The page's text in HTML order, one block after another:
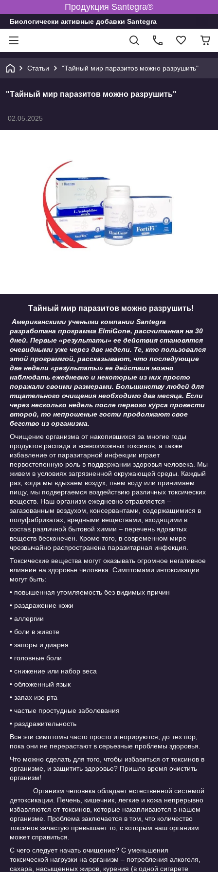
Продукция Santegra®
Биологически активные добавки Santegra
Статьи "Тайный мир паразитов можно разрушить"
"Тайный мир паразитов можно разрушить"
02.05.2025
Тайный мир паразитов можно разрушить!
Американскими учеными компании Santegra
разработана программа ElmiGone, рассчитанная на 30
дней. Первые «результаты» ее действия становятся
очевидными уже через две недели. Те, кто пользовался
этой программой, рассказывают, что последующие
две недели «результаты» ее действия можно
наблюдать ежедневно и некоторые из них просто
поражали своими размерами. Большинству людей для
тщательного очищения необходимо два месяца. Если
через несколько недель после первого курса провести
второй, то непрошеные гости продолжают свое
бегство из организма.
Очищение организма от накопившихся за многие годы
продуктов распада и всевозможных токсинов, а также
избавление от паразитарной инфекции играет
первостепенную роль в поддержании здоровья человека. Мы
живем в условиях загрязненной окружающей среды. Каждый
раз, когда мы вдыхаем воздух, пьем воду или принимаем
пищу, мы подвергаемся воздействию различных токсических
веществ. Наш организм ежедневно отравляется –
загазованным воздухом, консервантами, содержащимися в
полуфабрикатах, вредными веществами, входящими в
состав различной бытовой химии – перечень ядовитых
веществ бесконечен. Кроме того, в современном мире
чрезвычайно распространена паразитарная инфекция.
Токсические вещества могут оказывать огромное негативное
влияние на здоровье человека. Симптомами интоксикации
могут быть:
• повышенная утомляемость без видимых причин
• раздражение кожи
• аллергии
• боли в животе
• запоры и диарея
• головные боли
• снижение или набор веса
• обложенный язык
• запах изо рта
• частые простудные заболевания
• раздражительность
Все эти симптомы часто просто игнорируются, до тех пор,
пока они не перерастают в серьезные проблемы здоровья.
Что можно сделать для того, чтобы избавиться от токсинов в
организме, и защитить здоровье? Пришло время очистить
организм!
Организм человека обладает естественной системой
детоксикации. Печень, кишечник, легкие и кожа непрерывно
избавляются от токсинов, которые накапливаются в нашем
организме. Проблема заключается в том, что количество
токсинов зачастую превышает то, с которым наш организм
может справиться.
С чего следует начать очищение? С уменьшения
токсической нагрузки на организм – потребления алкоголя,
сахара, насыщенных жиров, курения (в одной сигарете